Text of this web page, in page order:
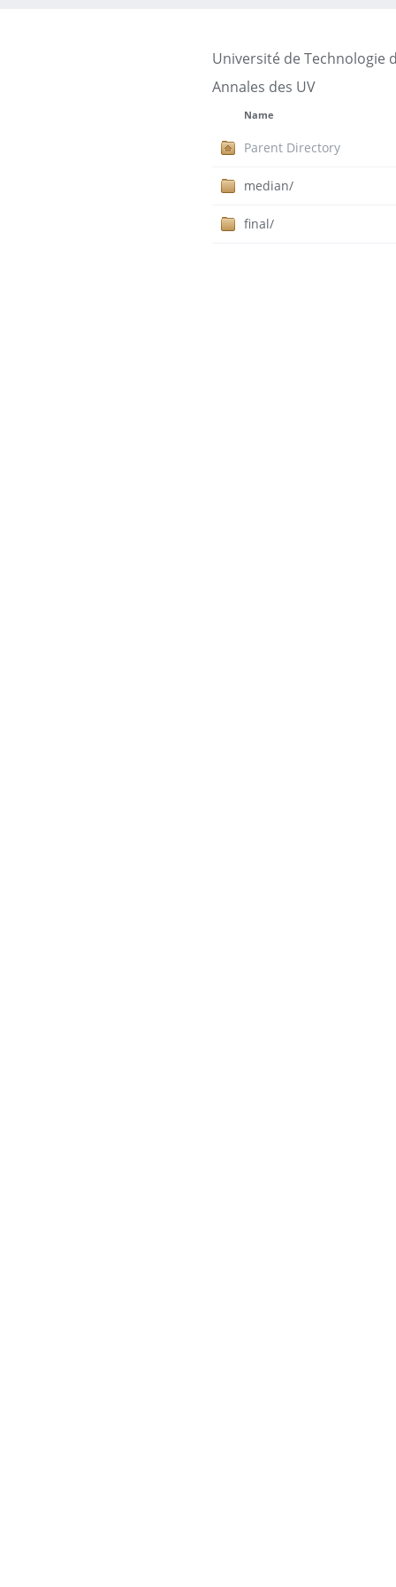
Université de Technologie
Annales des UV
Name
Parent Directory
median/
final/